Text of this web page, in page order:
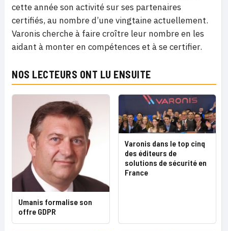
cette année son activité sur ses partenaires
certifiés, au nombre d’une vingtaine actuellement.
Varonis cherche à faire croître leur nombre en les
aidant à monter en compétences et à se certifier.
NOS LECTEURS ONT LU ENSUITE
Umanis formalise son
offre GDPR
Varonis dans le top cinq
des éditeurs de
solutions de sécurité en
France